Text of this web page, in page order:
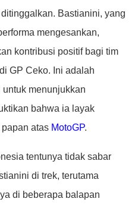
Bastianini, yang
mengesankan,
kontribusi positif bagi tim
GP Ceko. Ini adalah
menunjukkan
bahwa ia layak
atas MotoGP.
tentunya tidak sabar
di trek, terutama
di beberapa balapan